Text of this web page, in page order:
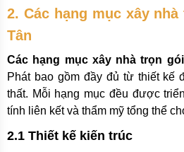
2. Các hạng mục xây
Tân
Các hạng mục xây nhà trọn
Phát bao gồm đầy đủ từ thiết kế
thất. Mỗi hạng mục đều được
tính liên kết và thẩm mỹ tổng thể
2.1 Thiết kế kiến trúc